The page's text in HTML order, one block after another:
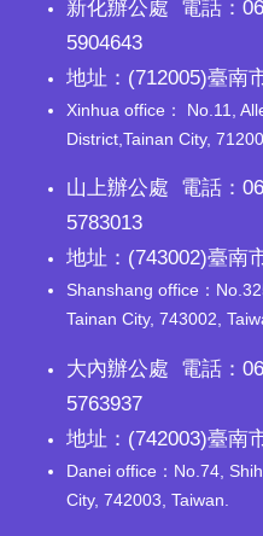
新化辦公處 電話：
5904643
地址：(712005)臺南
Xinhua office： No.11,
District,Tainan City,
山上辦公處 電話：
5783013
地址：(743002)臺南
Shanshang office：
Tainan City, 743002,
大內辦公處 電話：
5763937
地址：(742003)臺南
Danei office：No.74,
City, 742003, Taiwan.